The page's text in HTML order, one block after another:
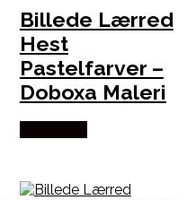
Billede Lærred
Hest
Pastelfarver –
Doboxa Maleri